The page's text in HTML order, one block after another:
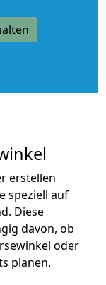
erstellen
speziell auf
Diese
davon, ob
oder
planen.